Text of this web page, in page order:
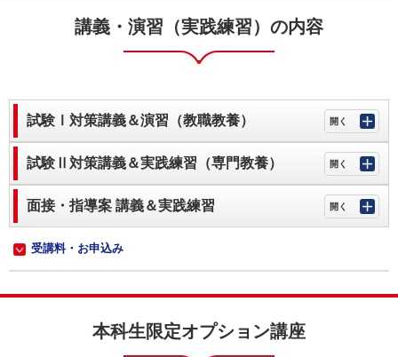
講義・演習（実践練習）の内容
試験Ⅰ対策講義＆演習（教職教養）
試験Ⅱ対策講義＆実践練習（専門教養）
面接・指導案 講義＆実践練習
受講料・お申込み
本科生限定オプション講座